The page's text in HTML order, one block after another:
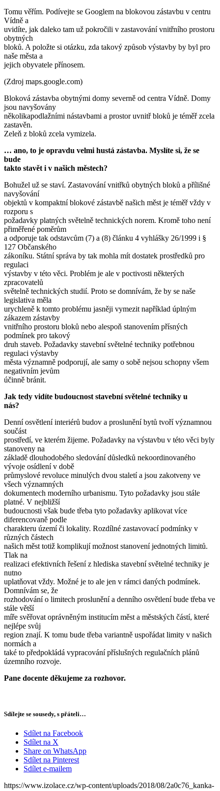
Tomu věřím. Podívejte se Googlem na blokovou zástavbu v centru
Vídně a
uvidíte, jak daleko tam už pokročili v zastavování vnitřního prostoru
obytných
bloků. A položte si otázku, zda takový způsob výstavby by byl pro
naše města a
jejich obyvatele přínosem.
(Zdroj maps.google.com)
Bloková zástavba obytnými domy severně od centra Vídně. Domy
jsou navyšovány
několikapodlažními nástavbami a prostor uvnitř bloků je téměř zcela
zastavěn.
Zeleň z bloků zcela vymizela.
… ano, to je opravdu velmi hustá zástavba. Myslíte si, že se
bude
takto stavět i v našich městech?
Bohužel už se staví. Zastavování vnitřků obytných bloků a přílišné
navyšování
objektů v kompaktní blokové zástavbě našich měst je téměř vždy v
rozporu s
požadavky platných světelně technických norem. Kromě toho není
přiměřené poměrům
a odporuje tak odstavcům (7) a (8) článku 4 vyhlášky 26/1999 i §
127 Občanského
zákoníku. Státní správa by tak mohla mít dostatek prostředků pro
regulaci
výstavby v této věci. Problém je ale v poctivosti některých
zpracovatelů
světelně technických studií. Proto se domnívám, že by se naše
legislativa měla
urychleně k tomto problému jasněji vymezit například úplným
zákazem zástavby
vnitřního prostoru bloků nebo alespoň stanovením přísných
podmínek pro takový
druh staveb. Požadavky stavební světelné techniky potřebnou
regulaci výstavby
města významně podporují, ale samy o sobě nejsou schopny všem
negativním jevům
účinně bránit.
Jak tedy vidíte budoucnost stavební světelné techniky u
nás?
Denní osvětlení interiérů budov a proslunění bytů tvoří významnou
součást
prostředí, ve kterém žijeme. Požadavky na výstavbu v této věci byly
stanoveny na
základě dlouhodobého sledování důsledků nekoordinovaného
vývoje osídlení v době
průmyslové revoluce minulých dvou staletí a jsou zakotveny ve
všech významných
dokumentech moderního urbanismu. Tyto požadavky jsou stále
platné. V nejbližší
budoucnosti však bude třeba tyto požadavky aplikovat více
diferencovaně podle
charakteru území či lokality. Rozdílné zastavovací podmínky v
různých částech
našich měst totiž komplikují možnost stanovení jednotných limitů.
Tlak na
realizaci efektivních řešení z hlediska stavební světelné techniky je
nutno
uplatňovat vždy. Možné je to ale jen v rámci daných podmínek.
Domnívám se, že
rozhodování o limitech proslunění a denního osvětlení bude třeba ve
stále větší
míře svěřovat oprávněným institucím měst a městských částí, které
nejlépe svůj
region znají. K tomu bude třeba variantně uspořádat limity v našich
normách a
také to předpokládá vypracování příslušných regulačních plánů
územního rozvoje.
Pane docente děkujeme za rozhovor.
Sdílejte se sousedy, s přáteli…
Sdílet na Facebook
Sdílet na X
Share on WhatsApp
Sdílet na Pinterest
Sdílet e-mailem
https://www.izolace.cz/wp-content/uploads/2018/08/2a0c76_kanka-